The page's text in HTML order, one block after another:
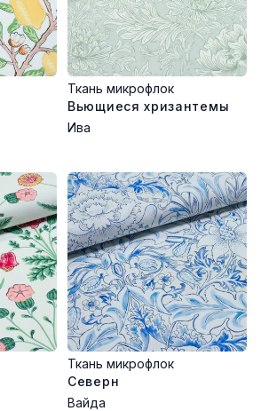
Ткань микрофлок
Вьющиеся хризантемы
Ива
Ткань микрофлок
Северн
Вайда